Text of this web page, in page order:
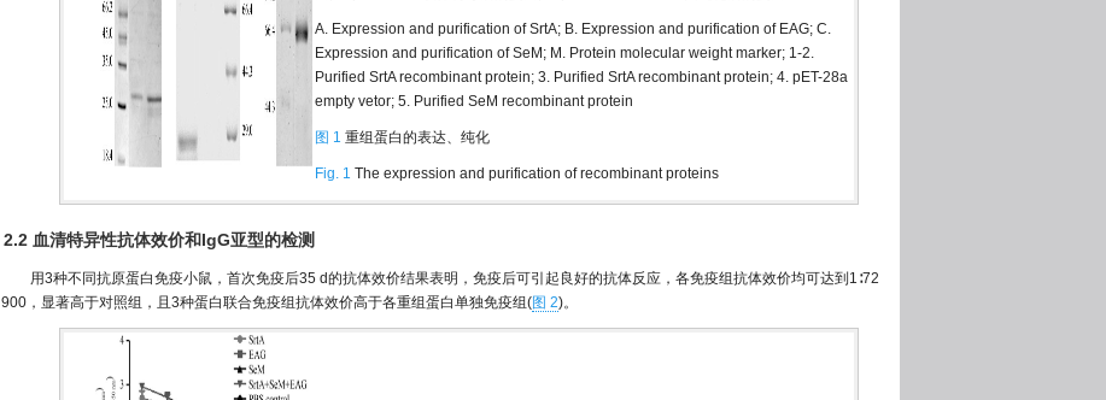
A. Expression and purification of SrtA; B. Expression and purification of EAG; C.
Expression and purification of SeM; M. Protein molecular weight marker; 1-2.
Purified SrtA recombinant protein; 3. Purified SrtA recombinant protein; 4. pET-28a
empty vetor; 5. Purified SeM recombinant protein
图 1 重组蛋白的表达、纯化
Fig. 1 The expression and purification of recombinant proteins
2.2 血清特异性抗体效价和IgG亚型的检测
用3种不同抗原蛋白免疫小鼠，首次免疫后35 d的抗体效价结果表明，免疫后可引起良好的抗体反应，各免疫组抗体效价均可达到1∶72
900，显著高于对照组，且3种蛋白联合免疫组抗体效价高于各重组蛋白单独免疫组(图 2)。